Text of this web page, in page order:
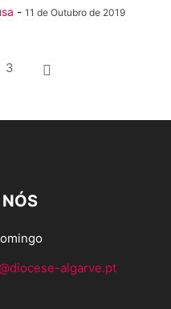
- 11 de Outubro de 2019
3
NÓS
algarve.pt